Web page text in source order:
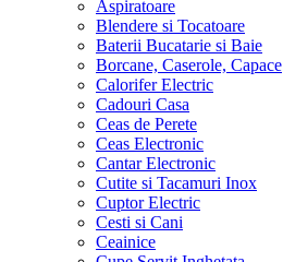
Aspiratoare
Blendere si Tocatoare
Baterii Bucatarie si Baie
Borcane, Caserole, Capace
Calorifer Electric
Cadouri Casa
Ceas de Perete
Ceas Electronic
Cantar Electronic
Cutite si Tacamuri Inox
Cuptor Electric
Cesti si Cani
Ceainice